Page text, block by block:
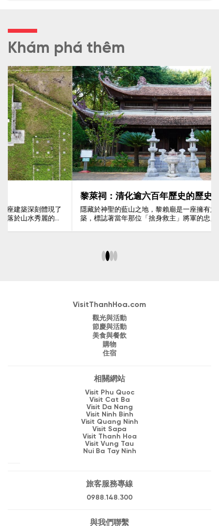
Khám phá thêm
黎萊祠：清化逾六百年歷史的歷史建築
隱藏於神聖的藍山之地，黎賴廟是一座擁有六百多年歷史的建
築，標誌著當年那位「捨身救主」將軍的忠勇。此地不僅具有
VisitThanhHoa.com
觀光與活動
節慶與活動
美食與餐飲
購物
住宿
相關網站
Visit Phu Quoc
Visit Cat Ba
Visit Da Nang
Visit Ninh Binh
Visit Quang Ninh
Visit Sapa
Visit Thanh Hoa
Visit Vung Tau
Nui Ba Tay Ninh
旅客服務專線
0988.148.300
與我們聯繫